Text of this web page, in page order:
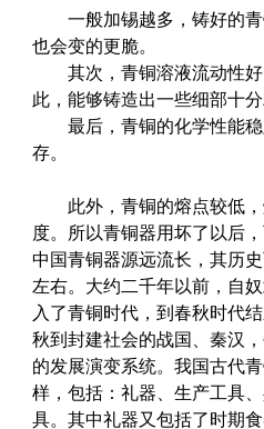
一般加锡越多，铸好的青
也会变的更脆。
其次，青铜溶液流动性好
此，能够铸造出一些细部十分
最后，青铜的化学性能稳
存。
此外，青铜的熔点较低，
度。所以青铜器用坏了以后
中国青铜器源远流长，其历
左右。大约二千年以前，自
入了青铜时代，到春秋时代
秋到封建社会的战国、秦汉
的发展演变系统。我国古代
样，包括：礼器、生产工具
具。其中礼器又包括了时期